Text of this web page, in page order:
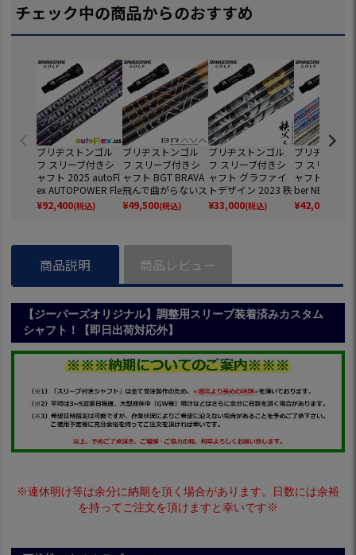
チェック中の商品からのおすすめ
ブリヂストンゴル
フ スリーブ付きシ
ャフト 2025 autoFl
ex AUTOPOWER Fle
x オートフレックス
オートパワーフレッ
¥92,400(税込)
ブリヂストンゴル
フ スリーブ付きシ
ャフト BGT BRAVA
飛んで曲がらないス
タビリティーシャフ
ト ブラバ (B1～B4
¥49,500(税込)
ブリヂストンゴル
フ スリーブ付きシ
ャフト グラファイ
トデザイン 2023 秩
父弐 ドライバー用
日本正規品 (B1～B
¥33,000(税込)
ブリヂストン
フ スリーブ付
ャフト 2025
ber NEXUS ス
ルファイバー
サス 日本正
¥42,000
商品説明 商品レビュー
【ジーパーズオリジナル】調整用スリーブ装着済みカスタム
シャフト！【即日出荷対応外】
※連休明け等は余分に納期を頂く場合があります。日数には余裕
を持ってご注文を頂けますと幸いです※